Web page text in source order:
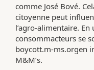
comme José Bové.
citoyenne peut
l’agro-alimentaire.
consommacteurs se
boycott.m-ms.orgen
M&M’s.